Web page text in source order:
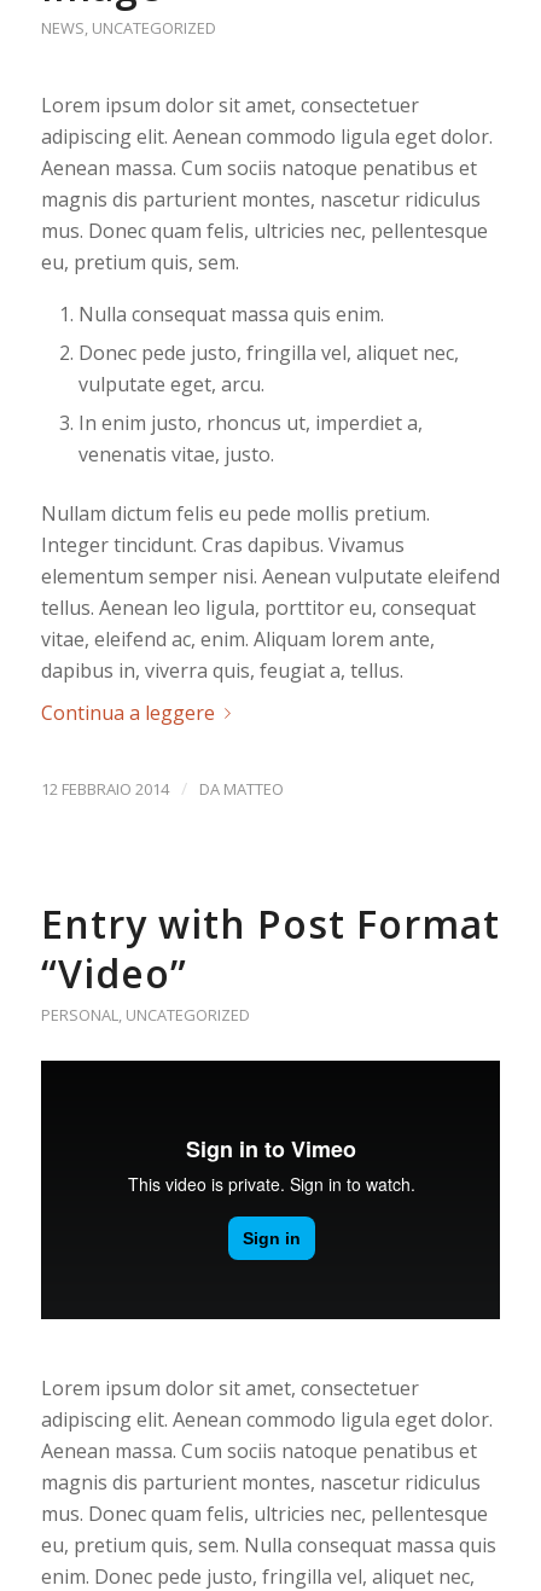
NEWS, UNCATEGORIZED
Lorem ipsum dolor sit amet, consectetuer
adipiscing elit. Aenean commodo ligula eget dolor.
Aenean massa. Cum sociis natoque penatibus et
magnis dis parturient montes, nascetur ridiculus
mus. Donec quam felis, ultricies nec, pellentesque
eu, pretium quis, sem.
Nulla consequat massa quis enim.
Donec pede justo, fringilla vel, aliquet nec,
vulputate eget, arcu.
In enim justo, rhoncus ut, imperdiet a,
venenatis vitae, justo.
Nullam dictum felis eu pede mollis pretium.
Integer tincidunt. Cras dapibus. Vivamus
elementum semper nisi. Aenean vulputate eleifend
tellus. Aenean leo ligula, porttitor eu, consequat
vitae, eleifend ac, enim. Aliquam lorem ante,
dapibus in, viverra quis, feugiat a, tellus.
Continua a leggere
12 FEBBRAIO 2014 / DA MATTEO
Entry with Post Format
“Video”
PERSONAL, UNCATEGORIZED
Lorem ipsum dolor sit amet, consectetuer
adipiscing elit. Aenean commodo ligula eget dolor.
Aenean massa. Cum sociis natoque penatibus et
magnis dis parturient montes, nascetur ridiculus
mus. Donec quam felis, ultricies nec, pellentesque
eu, pretium quis, sem. Nulla consequat massa quis
enim. Donec pede justo, fringilla vel, aliquet nec,